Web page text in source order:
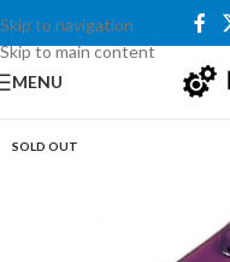
Skip to navigation
Skip to main content
MENU
SOLD OUT